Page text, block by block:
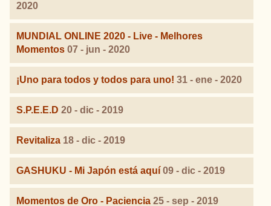
2020
MUNDIAL ONLINE 2020 - Live - Melhores
Momentos 07 - jun - 2020
¡Uno para todos y todos para uno! 31 - ene - 2020
S.P.E.E.D 20 - dic - 2019
Revitaliza 18 - dic - 2019
GASHUKU - Mi Japón está aquí 09 - dic - 2019
Momentos de Oro - Paciencia 25 - sep - 2019